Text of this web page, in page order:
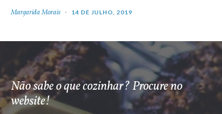
Margarida Morais 14 DE JULHO, 2019
Não sabe o que cozinhar? Procure no
website!